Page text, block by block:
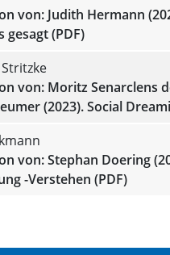
von: Judith Hermann
gesagt (PDF)
von: Moritz Senarclens
(2023). Social
von: Stephan Doering
-Verstehen (PDF)